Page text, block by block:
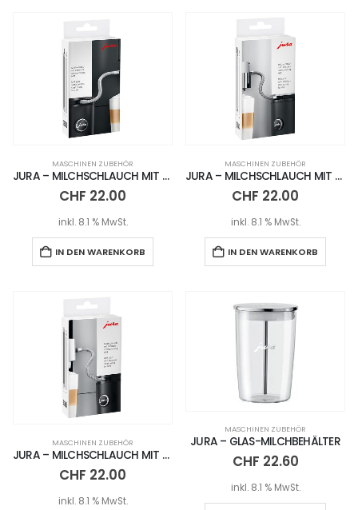
MASCHINEN ZUBEHÖR
JURA – MILCHSCHLAUCH MIT EDELSTAHLUMMANTELUNG HP1
CHF 22.00
inkl. 8.1 % MwSt.
IN DEN WARENKORB
MASCHINEN ZUBEHÖR
JURA – MILCHSCHLAUCH MIT EDELSTAHLUMMANTELUNG HP2
CHF 22.00
inkl. 8.1 % MwSt.
IN DEN WARENKORB
MASCHINEN ZUBEHÖR
JURA – MILCHSCHLAUCH MIT EDELSTAHLUMMANTELUNG HP3
CHF 22.00
inkl. 8.1 % MwSt.
MASCHINEN ZUBEHÖR
JURA – GLAS-MILCHBEHÄLTER
CHF 22.60
inkl. 8.1 % MwSt.